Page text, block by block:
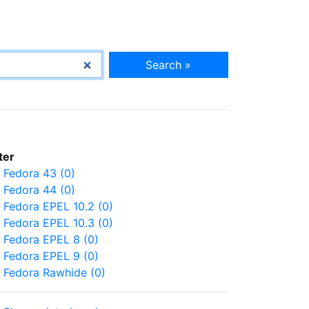
Search »
Fedora 43 (0)
Fedora 44 (0)
Fedora EPEL 10.2 (0)
Fedora EPEL 10.3 (0)
Fedora EPEL 8 (0)
Fedora EPEL 9 (0)
Fedora Rawhide (0)